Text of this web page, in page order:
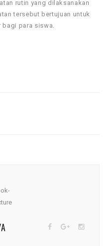
rutin yang dilaksanakan
tersebut bertujuan untuk
bagi para siswa.